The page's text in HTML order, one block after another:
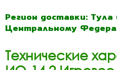
Регион доставки:
Центральному
Технические